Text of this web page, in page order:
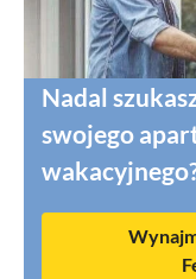
Nadal
swojego